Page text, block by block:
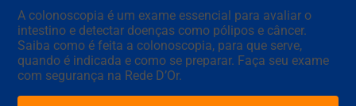
A colonoscopia é um exame essencial para avaliar o
intestino e detectar doenças como pólipos e câncer.
Saiba como é feita a colonoscopia, para que serve,
quando é indicada e como se preparar. Faça seu exame
com segurança na Rede D’Or.